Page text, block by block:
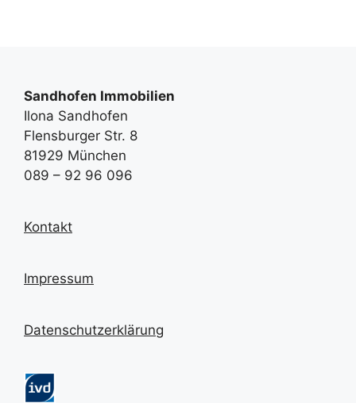
Sandhofen Immobilien
Ilona Sandhofen
Flensburger Str. 8
81929 München
089 – 92 96 096
Kontakt
Impressum
Datenschutzerklärung